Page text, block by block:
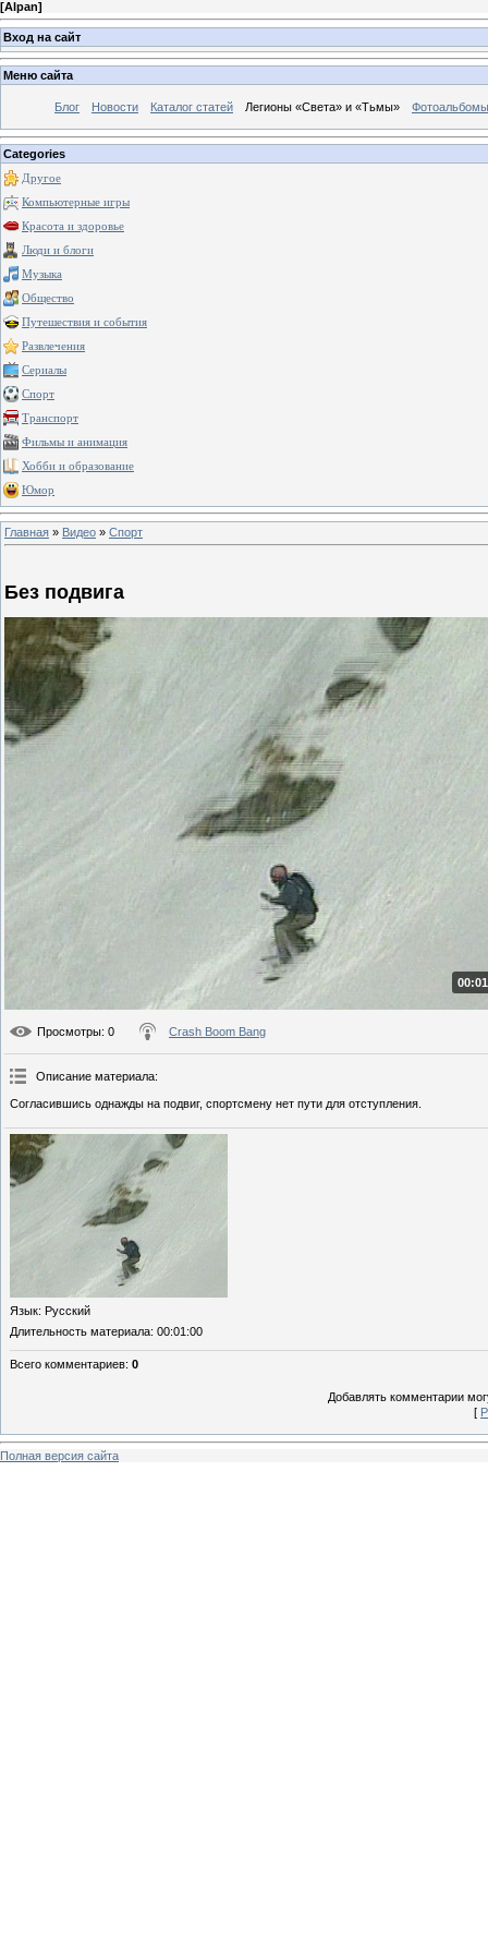
[Alpan]
Вход на сайт
Меню сайта
Блог Новости Каталог статей Легионы «Света» и «Тьмы» Фотоальбомы
Categories
Другое
Компьютерные игры
Красота и здоровье
Люди и блоги
Музыка
Общество
Путешествия и события
Развлечения
Сериалы
Спорт
Транспорт
Фильмы и анимация
Хобби и образование
Юмор
Главная » Видео » Спорт
Без подвига
Просмотры: 0 Crash Boom Bang
Описание материала:
Согласившись однажды на подвиг, спортсмену нет пути для отступления.
Язык: Русский
Длительность материала: 00:01:00
Всего комментариев: 0
Добавлять комментарии
[
Полная версия сайта